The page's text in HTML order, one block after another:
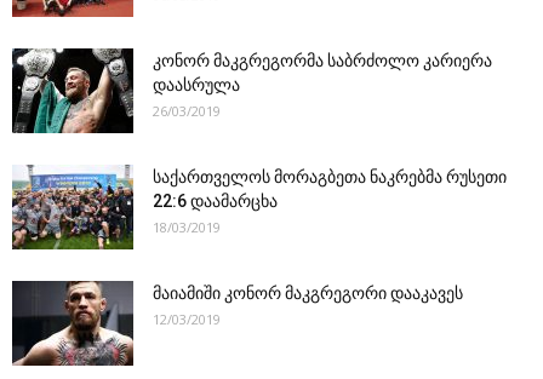
კონორ მაკგრეგორმა საბრძოლო კარიერა
დაასრულა
26/03/2019
საქართველოს მორაგბეთა ნაკრებმა რუსეთი
22:6 დაამარცხა
18/03/2019
მაიამიში კონორ მაკგრეგორი დააკავეს
12/03/2019